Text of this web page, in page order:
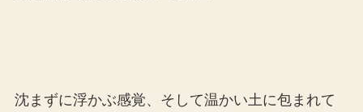
沈まずに浮かぶ感覚、そして温かい土に包まれて